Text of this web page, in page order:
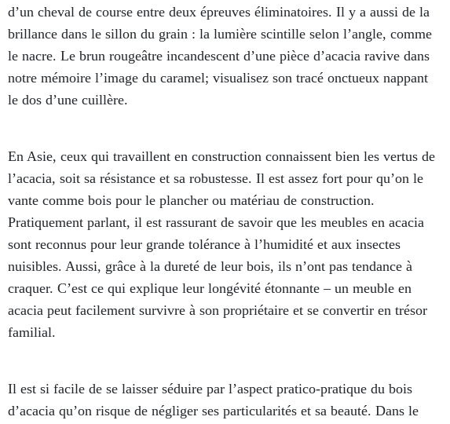
d’un cheval de course entre deux épreuves éliminatoires. Il y a aussi de la
brillance dans le sillon du grain : la lumière scintille selon l’angle, comme
le nacre. Le brun rougeâtre incandescent d’une pièce d’acacia ravive dans
notre mémoire l’image du caramel; visualisez son tracé onctueux nappant
le dos d’une cuillère.
En Asie, ceux qui travaillent en construction connaissent bien les vertus de
l’acacia, soit sa résistance et sa robustesse. Il est assez fort pour qu’on le
vante comme bois pour le plancher ou matériau de construction.
Pratiquement parlant, il est rassurant de savoir que les meubles en acacia
sont reconnus pour leur grande tolérance à l’humidité et aux insectes
nuisibles. Aussi, grâce à la dureté de leur bois, ils n’ont pas tendance à
craquer. C’est ce qui explique leur longévité étonnante – un meuble en
acacia peut facilement survivre à son propriétaire et se convertir en trésor
familial.
Il est si facile de se laisser séduire par l’aspect pratico-pratique du bois
d’acacia qu’on risque de négliger ses particularités et sa beauté. Dans le